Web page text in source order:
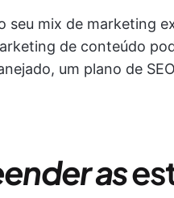
seu mix de marketing
de conteúdo
um plano de
as